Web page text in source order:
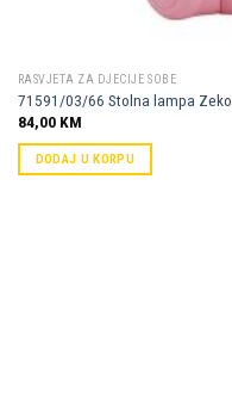
RASVJETA ZA DJECIJE SOBE
71591/03/66 Stolna lampa Zeko
84,00 KM
DODAJ U KORPU